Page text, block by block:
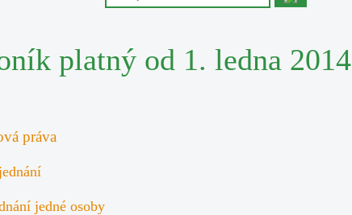
platný od 1. ledna 2014
práva
jedné osoby